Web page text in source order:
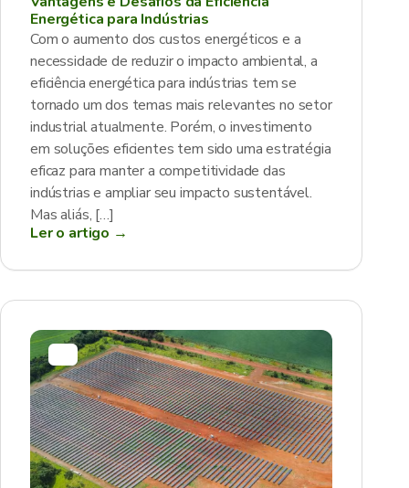
Energética para Indústrias
Com o aumento dos custos energéticos e a
necessidade de reduzir o impacto ambiental, a
eficiência energética para indústrias tem se
tornado um dos temas mais relevantes no setor
industrial atualmente. Porém, o investimento
em soluções eficientes tem sido uma estratégia
eficaz para manter a competitividade das
indústrias e ampliar seu impacto sustentável.
Mas aliás, […]
Ler o artigo →